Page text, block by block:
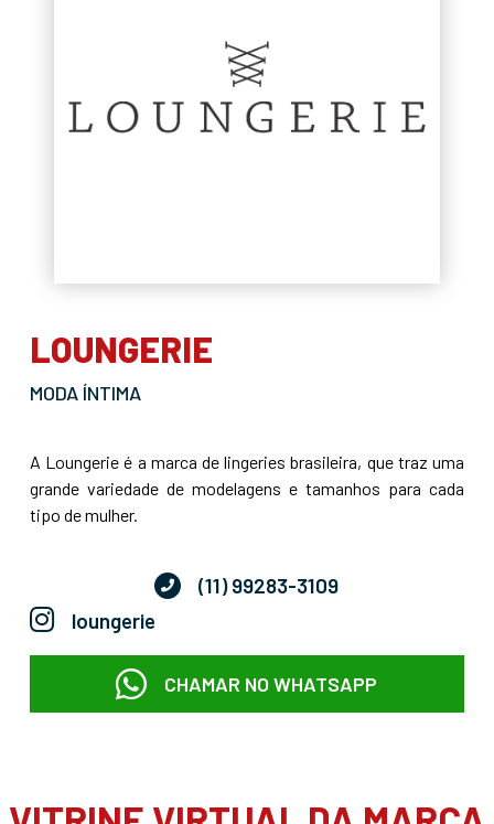
LOUNGERIE
MODA ÍNTIMA
A Loungerie é a marca de lingeries brasileira, que traz uma
grande variedade de modelagens e tamanhos para cada
tipo de mulher.
(11) 99283-3109
loungerie
CHAMAR NO WHATSAPP